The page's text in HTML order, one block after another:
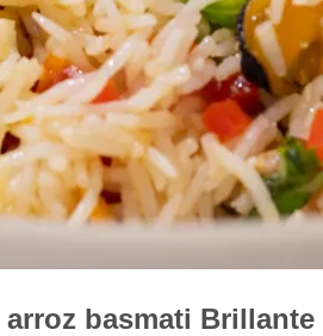
arroz basmati Brillante